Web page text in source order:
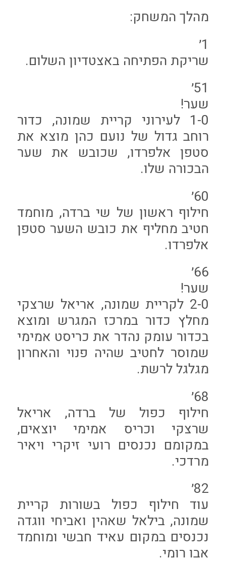
מהלך המשחק:
1׳
שריקת הפתיחה באצטדיון השלום.
51׳
שער!
1-0 לעירוני קריית שמונה, כדור
רוחב גדול של נועם כהן מוצא את
סטפן אלפרדו, שכובש את שער
הבכורה שלו.
60׳
חילוף ראשון של שי ברדה, מוחמד
חטיב מחליף את כובש השער סטפן
אלפרדו.
66׳
שער!
2-0 לקריית שמונה, אריאל שרצקי
מחלץ כדור במרכז המגרש ומוצא
בכדור עומק נהדר את כריסט אמימי
שמוסר לחטיב שהיה פנוי והאחרון
מגלגל לרשת.
68׳
חילוף כפול של ברדה, אריאל
שרצקי וכריס אמימי יוצאים,
במקומם נכנסים רועי זיקרי ויאיר
מרדכי.
82׳
עוד חילוף כפול בשורות קריית
שמונה, בילאל שאהין ואביחי ווגדה
נכנסים במקום עאיד חבשי ומוחמד
אבו רומי.